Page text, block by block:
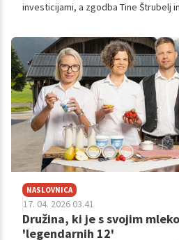
investicijami, a zgodba Tine Štrubelj
o prelomnici, ki jo je prinesla oddaja
kdo je danes, ko je Nelipot ena
sezone.
NASLOVNICA
17. 04. 2026 03.41
Družina, ki je s svojim
'legendarnih 12'